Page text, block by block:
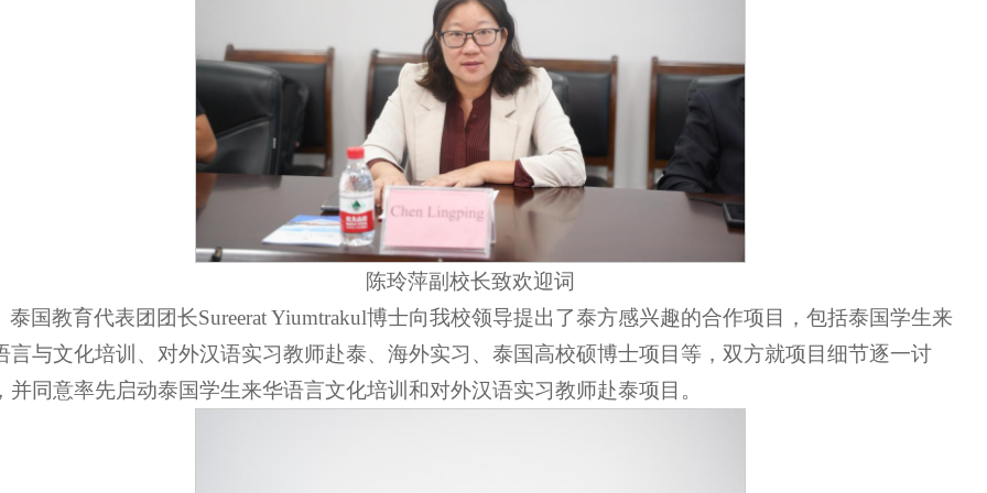
陈玲萍副校长致欢迎词
泰国教育代表团团长Sureerat Yiumtrakul博士向我校领导提出了泰方感兴趣的合作项目，包括泰国学生来
言与文化培训、对外汉语实习教师赴泰、海外实习、泰国高校硕博士项目等，双方就项目细节逐一讨
并同意率先启动泰国学生来华语言文化培训和对外汉语实习教师赴泰项目。